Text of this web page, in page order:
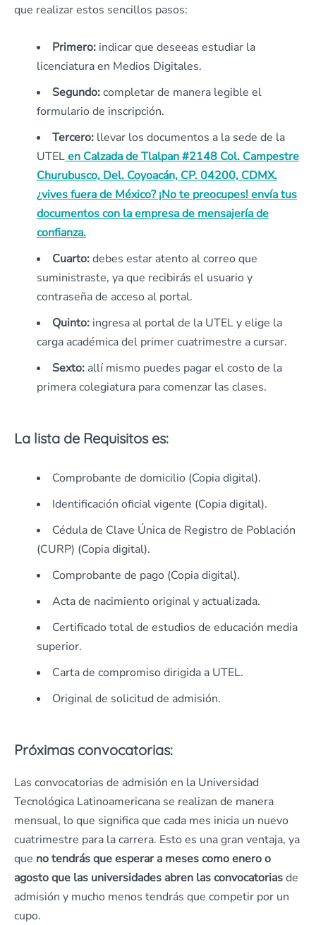
que realizar estos sencillos pasos:
Primero: indicar que deseeas estudiar la
licenciatura en Medios Digitales.
Segundo:completar de manera legible el
formulario de inscripción.
Tercero: llevar los documentos a la sede de la
UTELen Calzada de Tlalpan #2148 Col. Campestre
Churubusco, Del. Coyoacán, CP. 04200, CDMX.
¿vives fuera de México? ¡No te preocupes! envía tus
documentos con la empresa de mensajería de
confianza.
Cuarto:debes estar atento al correo que
suministraste, ya que recibirás el usuario y
contraseña de acceso al portal.
Quinto: ingresa al portal de la UTEL y elige la
carga académica del primer cuatrimestre a cursar.
Sexto: allí mismo puedes pagar el costo de la
primera colegiatura para comenzar las clases.
La lista de Requisitos es:
Comprobante de domicilio (Copia digital).
Identificación oficial vigente (Copia digital).
Cédula de Clave Única de Registro de Población
(CURP) (Copia digital).
Comprobante de pago (Copia digital).
Acta de nacimiento original y actualizada.
Certificado total de estudios de educación media
superior.
Carta de compromiso dirigida a UTEL.
Original de solicitud de admisión.
Próximas convocatorias:
Las convocatorias de admisión en la Universidad
Tecnológica Latinoamericana se realizan de manera
mensual, lo que significa que cada mes inicia un nuevo
cuatrimestre para la carrera. Esto es una gran ventaja, ya
que no tendrás que esperar a meses como enero o
agosto que las universidades abren las convocatoriasde
admisión y mucho menos tendrás que competir por un
cupo.